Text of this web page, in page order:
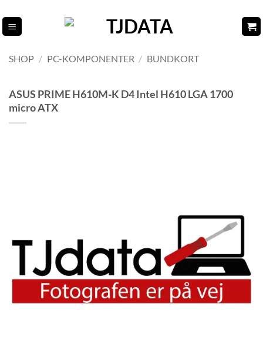
til
indhold
SHOP / PC-KOMPONENTER / BUNDKORT
ASUS PRIME H610M-K D4 Intel H610 LGA 1700
micro ATX